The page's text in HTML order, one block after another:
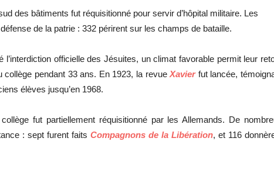
des bâtiments fut réquisitionné pour servir d’hôpital militaire. Les
de la patrie : 332 périrent sur les champs de bataille.
officielle des Jésuites, un climat favorable permit leur
collège pendant 33 ans. En 1923, la revueXavierfut lancée,
élèves jusqu’en 1968.
fut partiellement réquisitionné par les Allemands. De
: sept furent faits Compagnons de la Libération, et 116